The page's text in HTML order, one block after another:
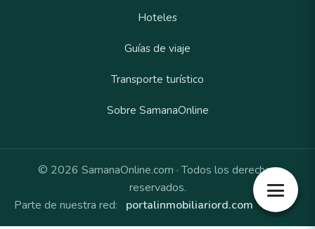
Hoteles
Guías de viaje
Transporte turístico
Sobre SamanaOnline
© 2026 SamanaOnline.com · Todos los derechos
reservados.
Parte de nuestra red:
portalinmobiliariord.com